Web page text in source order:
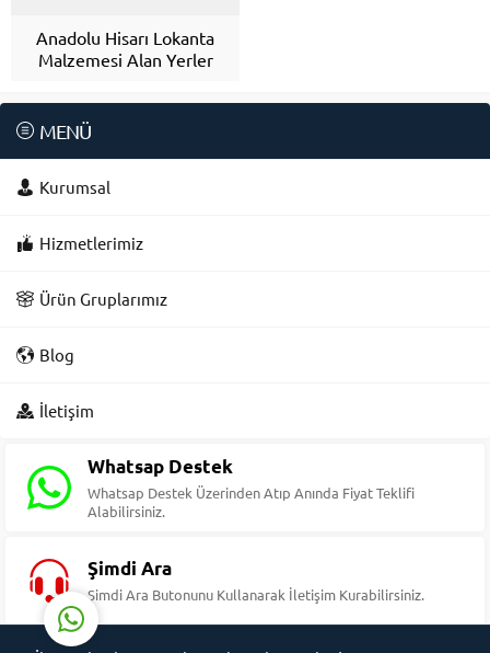
Anadolu Hisarı Lokanta
Malzemesi Alan Yerler
MENÜ
Kurumsal
Hizmetlerimiz
Ürün Gruplarımız
Blog
İletişim
Whatsap Destek
Whatsap Destek Üzerinden Atıp Anında Fiyat Teklifi
Alabilirsiniz.
Şimdi Ara
Şimdi Ara Butonunu Kullanarak İletişim Kurabilirsiniz.